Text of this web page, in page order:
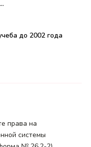
до 2002 года
права на
системы